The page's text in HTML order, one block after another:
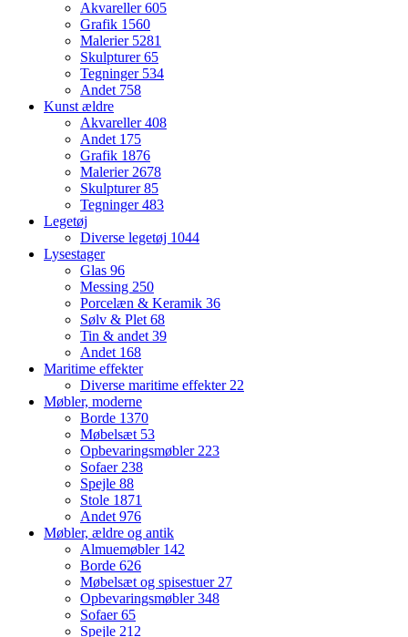
Akvareller605
Grafik 1560
Malerier 5281
Skulpturer65
Tegninger 534
Andet 758
Kunst ældre
Akvareller408
Andet 175
Grafik 1876
Malerier2678
Skulpturer85
Tegninger483
Legetøj
Diverse legetøj 1044
Lysestager
Glas 96
Messing 250
Porcelæn & Keramik 36
Sølv & Plet68
Tin & andet39
Andet 168
Maritime effekter
Diverse maritime effekter22
Møbler, moderne
Borde 1370
Møbelsæt 53
Opbevaringsmøbler223
Sofaer238
Spejle 88
Stole 1871
Andet976
Møbler, ældre og antik
Almuemøbler 142
Borde 626
Møbelsæt og spisestuer27
Opbevaringsmøbler348
Sofaer65
Spejle 212